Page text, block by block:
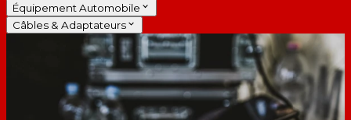
Équipement Automobile
Câbles & Adaptateurs